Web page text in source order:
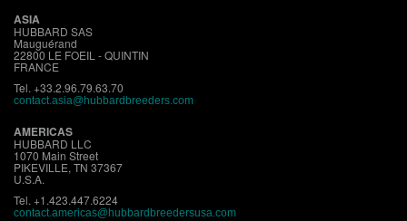
ASIA
HUBBARD SAS
Mauguérand
22800 LE FOEIL - QUINTIN
FRANCE
Tel. +33.2.96.79.63.70
contact.asia@hubbardbreeders.com
AMERICAS
HUBBARD LLC
1070 Main Street
PIKEVILLE, TN 37367
U.S.A.
Tel. +1.423.447.6224
contact.americas@hubbardbreedersusa.com